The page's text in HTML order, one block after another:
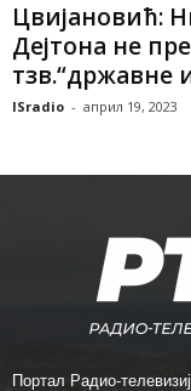
Цвијановић:
Дејтона не
тзв.“државне
ISradio - април 19, 2023
Портал Радио-